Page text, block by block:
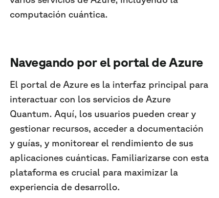
computación cuántica.
Navegando por el portal de Azure
El portal de Azure es la interfaz principal para
interactuar con los servicios de Azure
Quantum. Aquí, los usuarios pueden crear y
gestionar recursos, acceder a documentación
y guías, y monitorear el rendimiento de sus
aplicaciones cuánticas. Familiarizarse con esta
plataforma es crucial para maximizar la
experiencia de desarrollo.